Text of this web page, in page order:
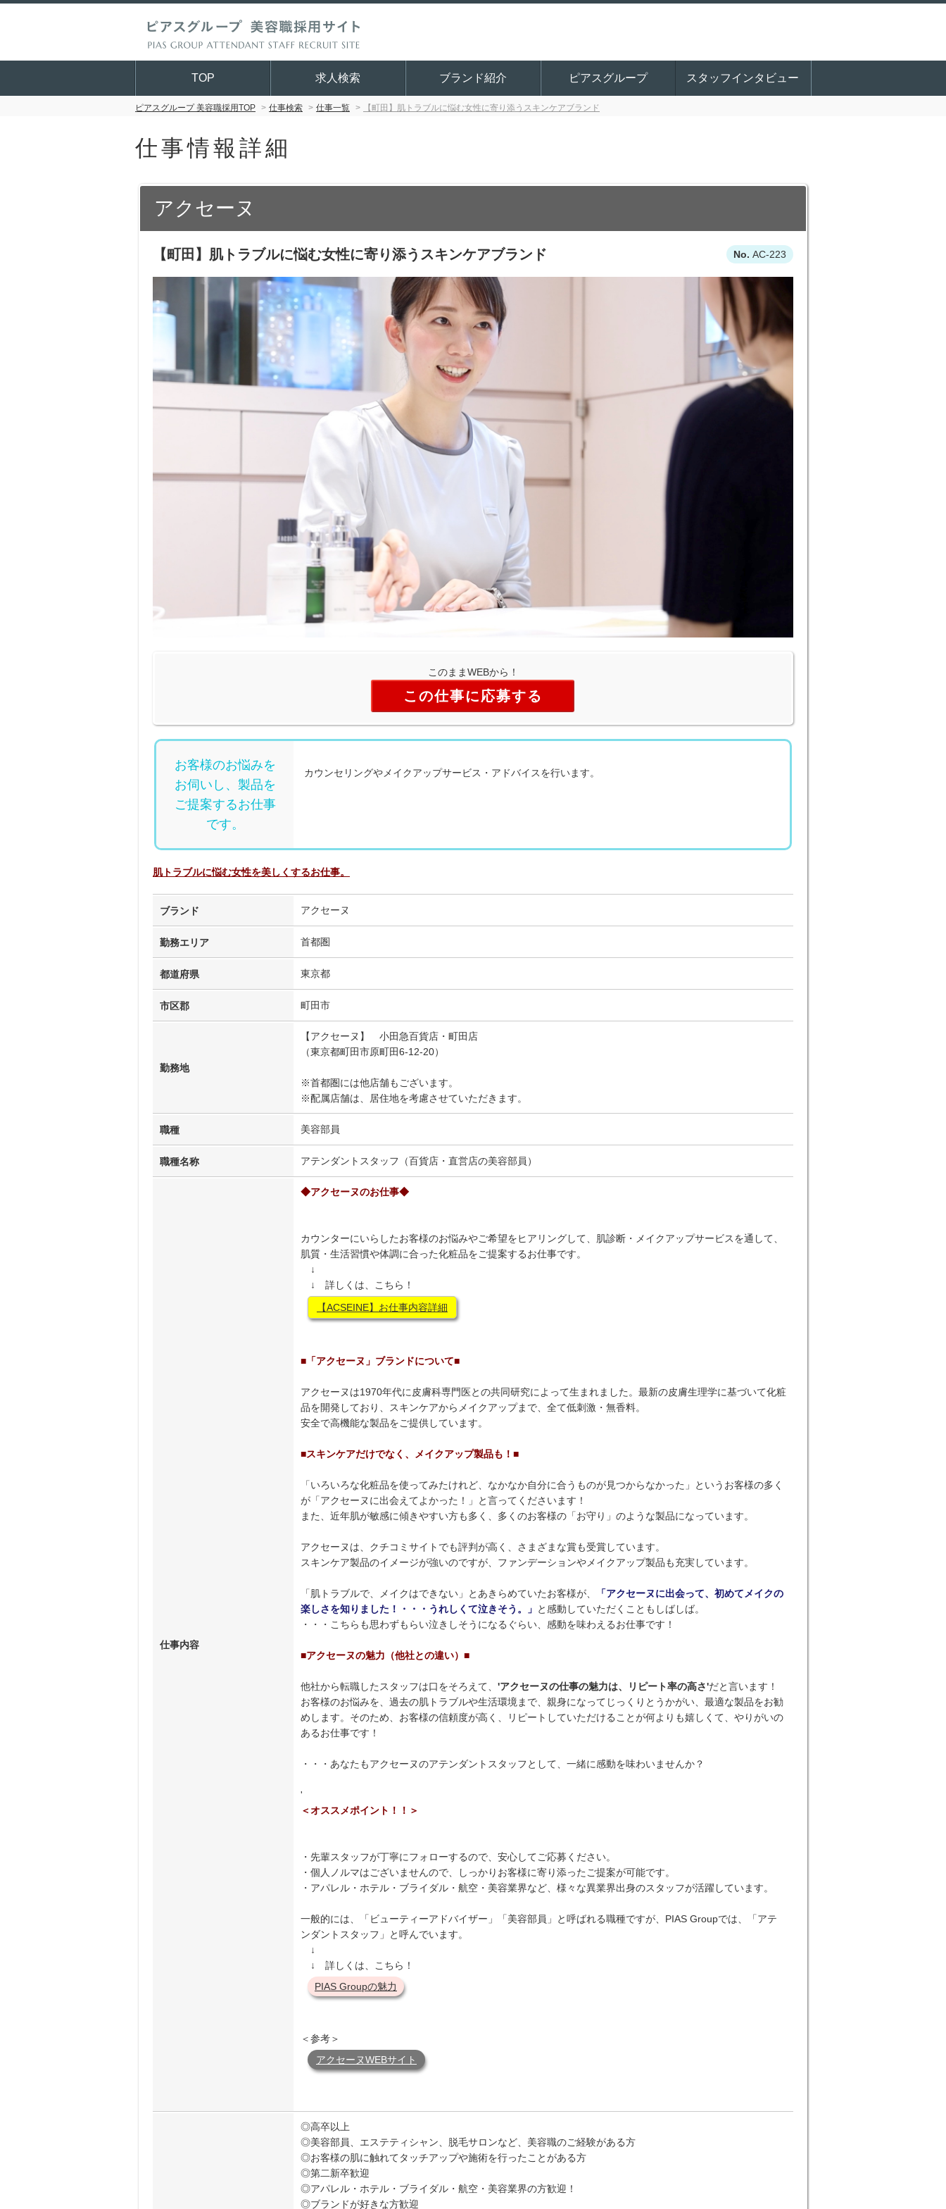
TOP 求人検索 ブランド紹介 ピアスグループ スタッフインタビュー
ピアスグループ 美容職採用TOP 仕事検索 仕事一覧 【町田】肌トラブルに悩む女性に寄り添うスキンケアブランド
仕事情報詳細
アクセーヌ
AC-223
【町田】肌トラブルに悩む女性に寄り添うスキンケアブランド
このままWEBから！
この仕事に応募する
お客様のお悩みを
お伺いし、製品を
ご提案するお仕事
です。
カウンセリングやメイクアップサービス・アドバイスを行います。
肌トラブルに悩む女性を美しくするお仕事。
ブランド アクセーヌ
勤務エリア 首都圏
都道府県 東京都
市区郡 町田市
勤務地
【アクセーヌ】 小田急百貨店・町田店
（東京都町田市原町田6-12-20）
※首都圏には他店舗もございます。
※配属店舗は、居住地を考慮させていただきます。
職種 美容部員
職種名称 アテンダントスタッフ（百貨店・直営店の美容部員）
仕事内容
◆アクセーヌのお仕事◆
カウンターにいらしたお客様のお悩みやご希望をヒアリングして、肌診断・メイクアップサービスを通して、
肌質・生活習慣や体調に合った化粧品をご提案するお仕事です。
↓
↓ 詳しくは、こちら！
【ACSEINE】お仕事内容詳細
■「アクセーヌ」ブランドについて■
アクセーヌは1970年代に皮膚科専門医との共同研究によって生まれました。最新の皮膚生理学に基づいて化粧
品を開発しており、スキンケアからメイクアップまで、全て低刺激・無香料。
安全で高機能な製品をご提供しています。
■スキンケアだけでなく、メイクアップ製品も！■
「いろいろな化粧品を使ってみたけれど、なかなか自分に合うものが見つからなかった」というお客様の多く
が「アクセーヌに出会えてよかった！」と言ってくださいます！
また、近年肌が敏感に傾きやすい方も多く、多くのお客様の「お守り」のような製品になっています。
アクセーヌは、クチコミサイトでも評判が高く、さまざまな賞も受賞しています。
スキンケア製品のイメージが強いのですが、ファンデーションやメイクアップ製品も充実しています。
「肌トラブルで、メイクはできない」とあきらめていたお客様が、
「アクセーヌに出会って、初めてメイクの
楽しさを知りました！・・・うれしくて泣きそう。」 と感動していただくこともしばしば。
・・・こちらも思わずもらい泣きしそうになるぐらい、感動を味わえるお仕事です！
■アクセーヌの魅力（他社との違い）■
他社から転職したスタッフは口をそろえて、 'アクセーヌの仕事の魅力は、リピート率の高さ'だと言います！
お客様のお悩みを、過去の肌トラブルや生活環境まで、親身になってじっくりとうかがい、最適な製品をお勧
めします。そのため、お客様の信頼度が高く、リピートしていただけることが何よりも嬉しくて、やりがいの
あるお仕事です！
・・・あなたもアクセーヌのアテンダントスタッフとして、一緒に感動を味わいませんか？
'
＜オススメポイント！！＞
・先輩スタッフが丁寧にフォローするので、安心してご応募ください。
・個人ノルマはございませんので、しっかりお客様に寄り添ったご提案が可能です。
・アパレル・ホテル・ブライダル・航空・美容業界など、様々な異業界出身のスタッフが活躍しています。
一般的には、「ビューティーアドバイザー」「美容部員」と呼ばれる職種ですが、PIAS Groupでは、「アテ
ンダントスタッフ」と呼んでいます。
↓
↓ 詳しくは、こちら！
PIAS Groupの魅力
＜参考＞
アクセーヌWEBサイト
◎高卒以上
◎美容部員、エステティシャン、脱毛サロンなど、美容職のご経験がある方
◎お客様の肌に触れてタッチアップや施術を行ったことがある方
◎第二新卒歓迎
◎アパレル・ホテル・ブライダル・航空・美容業界の方歓迎！
◎ブランドが好きな方歓迎